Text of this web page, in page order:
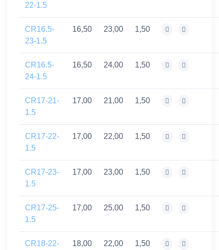
22-1.5
CR16.5-
23-1.5
16,50 23,00 1,50
CR16.5-
24-1.5
16,50 24,00 1,50
CR17-21-
1.5
17,00 21,00 1,50
CR17-22-
1.5
17,00 22,00 1,50
CR17-23-
1.5
17,00 23,00 1,50
CR17-25-
1.5
17,00 25,00 1,50
CR18-22-
18,00 22,00 1,50